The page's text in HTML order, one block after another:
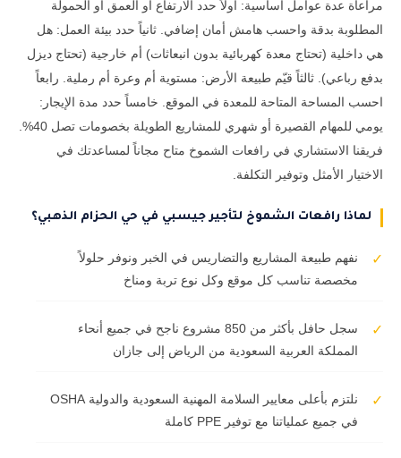
مراعاة عدة عوامل أساسية: أولاً حدد الارتفاع أو العمق أو الحمولة
المطلوبة بدقة واحسب هامش أمان إضافي. ثانياً حدد بيئة العمل: هل
هي داخلية (تحتاج معدة كهربائية بدون انبعاثات) أم خارجية (تحتاج ديزل
بدفع رباعي). ثالثاً قيّم طبيعة الأرض: مستوية أم وعرة أم رملية. رابعاً
احسب المساحة المتاحة للمعدة في الموقع. خامساً حدد مدة الإيجار:
يومي للمهام القصيرة أو شهري للمشاريع الطويلة بخصومات تصل 40%.
فريقنا الاستشاري في رافعات الشموخ متاح مجاناً لمساعدتك في
الاختيار الأمثل وتوفير التكلفة.
لماذا رافعات الشموخ لتأجير جيسبي في حي الحزام الذهبي؟
✓
نفهم طبيعة المشاريع والتضاريس في الخبر ونوفر حلولاً
مخصصة تناسب كل موقع وكل نوع تربة ومناخ
✓
سجل حافل بأكثر من 850 مشروع ناجح في جميع أنحاء
المملكة العربية السعودية من الرياض إلى جازان
✓
نلتزم بأعلى معايير السلامة المهنية السعودية والدولية OSHA
في جميع عملياتنا مع توفير PPE كاملة